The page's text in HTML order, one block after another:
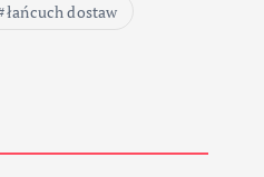
łańcuch dostaw